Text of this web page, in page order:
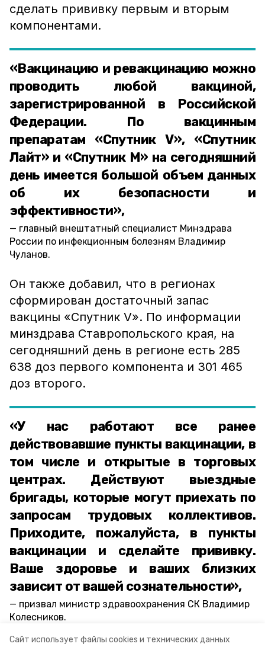
Сайт использует файлы cookies и технических данных
сделать прививку первым и вторым
компонентами.
«Вакцинацию и ревакцинацию можно
проводить любой вакциной,
зарегистрированной в Российской
Федерации. По вакцинным
препаратам «Спутник V», «Спутник
Лайт» и «Спутник М» на сегодняшний
день имеется большой объем данных
об их безопасности и
эффективности»,
главный внештатный специалист Минздрава
России по инфекционным болезням Владимир
Чуланов.
Он также добавил, что в регионах
сформирован достаточный запас
вакцины «Спутник V». По информации
минздрава Ставропольского края, на
сегодняшний день в регионе есть 285
638 доз первого компонента и 301 465
доз второго.
«У нас работают все ранее
действовавшие пункты вакцинации, в
том числе и открытые в торговых
центрах. Действуют выездные
бригады, которые могут приехать по
запросам трудовых коллективов.
Приходите, пожалуйста, в пункты
вакцинации и сделайте прививку.
Ваше здоровье и ваших близких
зависит от вашей сознательности»,
призвал министр здравоохранения СК Владимир
Колесников.